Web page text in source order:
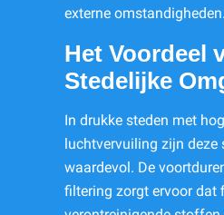
externe omstandigheden.
Het Voordeel
Stedelijke
In drukke steden met
luchtvervuiling zijn deze
waardevol. De
filtering zorgt ervoor dat